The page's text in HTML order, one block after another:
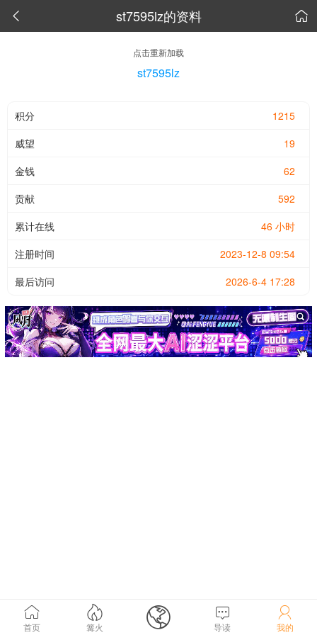
 st7595lz的资料 
点击重新加载
st7595lz
1215
积分
19
威望
62
金钱
592
贡献
46 小时
累计在线
2023-12-8 09:54
注册时间
2026-6-4 17:28
最后访问

首页

篝火  
导读

我的